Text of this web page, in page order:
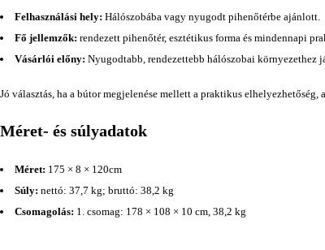
Felhasználási hely: Hálószobába vagy nyugodt pihenőtérbe ajánlott.
Fő jellemzők: rendezett pihenőtér, esztétikus forma és mindennapi
Vásárlói előny: Nyugodtabb, rendezettebb hálószobai környezethez
Jó választás, ha a bútor megjelenése mellett a praktikus elhelyezhetőség,
Méret- és súlyadatok
Méret: 175 × 8 × 120cm
Súly: nettó: 37,7 kg; bruttó: 38,2 kg
Csomagolás: 1. csomag: 178 × 108 × 10 cm, 38,2 kg